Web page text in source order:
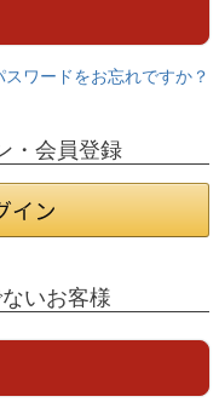
スワードをお忘れですか？
・会員登録
いお客様